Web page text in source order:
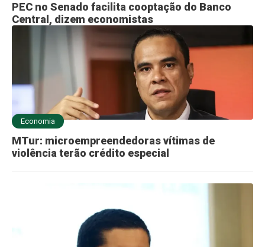
PEC no Senado facilita cooptação do Banco
Central, dizem economistas
Economia
MTur: microempreendedoras vítimas de
violência terão crédito especial